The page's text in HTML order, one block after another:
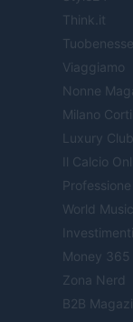
Think.it
Viaggiamo
Nonne
Milano
Luxury Club
Il Calcio
World Music
Money 365
Zona Nerd
B2B